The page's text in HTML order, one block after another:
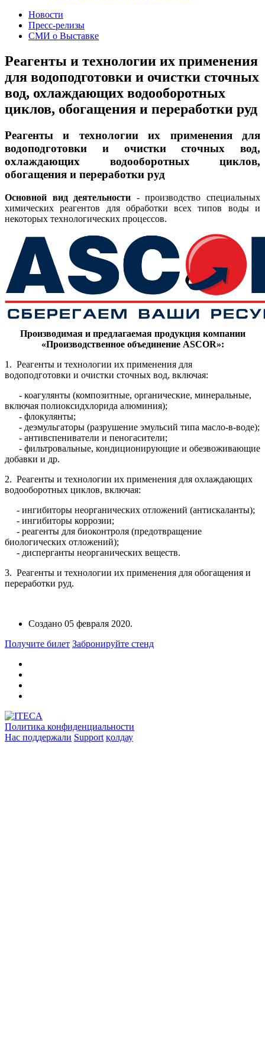
Новости
Пресс-релизы
СМИ о Выставке
Реагенты и технологии их применения
для водоподготовки и очистки сточных
вод, охлаждающих водооборотных
циклов, обогащения и переработки руд
Реагенты и технологии их применения для
водоподготовки и очистки сточных вод,
охлаждающих водооборотных циклов,
обогащения и переработки руд
Основной вид деятельности - производство специальных
химических реагентов для обработки всех типов воды и
некоторых технологических процессов.
Производимая и предлагаемая продукция компании
«Производственное объединение ASCOR»:
1. Реагенты и технологии их применения для
водоподготовки и очистки сточных вод, включая:
- коагулянты (композитные, органические, минеральные,
включая полиоксидхлорида алюминия);
- флокулянты;
- деэмульгаторы (разрушение эмульсий типа масло-в-воде);
- антивспениватели и пеногасители;
- фильтровальные, кондиционирующие и обезвоживающие
добавки и др.
2. Реагенты и технологии их применения для охлаждающих
водооборотных циклов, включая:
- ингибиторы неорганических отложений (антискаланты);
- ингибиторы коррозии;
- реагенты для биоконтроля (предотвращение
биологических отложений);
- дисперганты неорганических веществ.
3. Реагенты и технологии их применения для обогащения и
переработки руд.
Создано 05 февраля 2020.
Получите билет Забронируйте стенд
Политика конфиденциальности
Нас поддержали Support қолдау